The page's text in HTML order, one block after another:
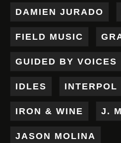
DAMIEN JURADO
FIELD MUSIC
GUIDED BY VOICES
IDLES INTERPOL
IRON & WINE J.
JASON MOLINA